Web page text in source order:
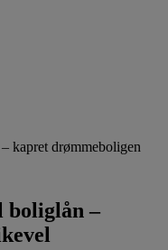
kapret drømmeboligen
boliglån –